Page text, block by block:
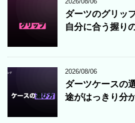
ダーツのグリッ
自分に合う握り
2026/08/06
ダーツケースの
途がはっきり分